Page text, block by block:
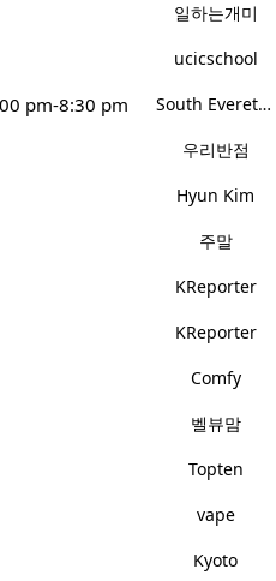
일하는개미
ucicschool
pm-8:30 pm South Everett Teriyaki
우리반점
Hyun Kim
주말
KReporter
KReporter
Comfy
벨뷰맘
Topten
vape
Kyoto